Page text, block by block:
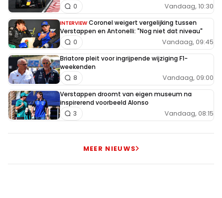
Vandaag, 10:30
0
INTERVIEW Coronel weigert vergelijking tussen
Verstappen en Antonelli: "Nog niet dat niveau"
Vandaag, 09:45
0
Briatore pleit voor ingrijpende wijziging F1-
weekenden
Vandaag, 09:00
8
Verstappen droomt van eigen museum na
inspirerend voorbeeld Alonso
Vandaag, 08:15
3
MEER NIEUWS